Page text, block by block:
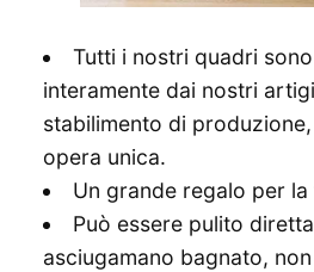
Tutti i nostri quadri
interamente dai nostri
stabilimento di
opera unica.
Un grande regalo per
Può essere pulito
asciugamano bagnato,